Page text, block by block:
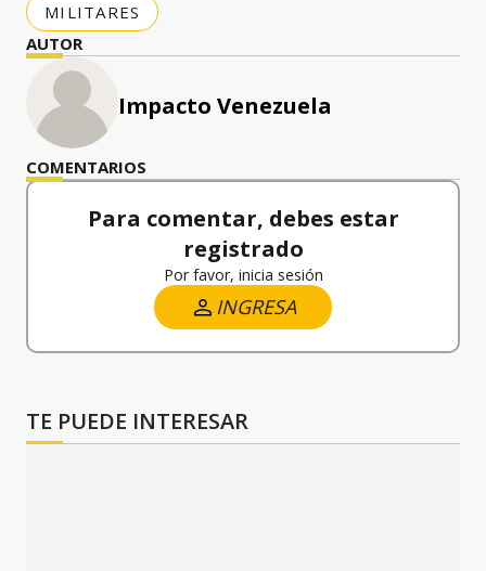
MILITARES
AUTOR
Impacto Venezuela
COMENTARIOS
Para comentar, debes estar
registrado
Por favor, inicia sesión
INGRESA
TE PUEDE INTERESAR